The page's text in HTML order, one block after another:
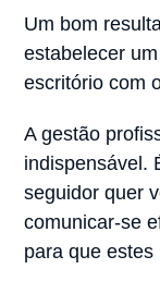
Um bom
estabelecer
escritório com
A gestão
indispensável.
seguidor quer
comunicar-se
para que estes